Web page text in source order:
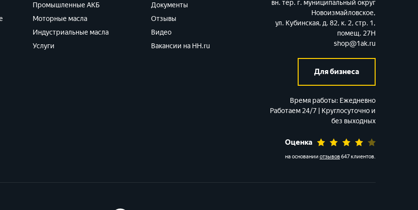
Промышленные АКБ
Моторные масла
Индустриальные масла
Услуги
Документы
Отзывы
Видео
Вакансии на HH.ru
вн. тер. г. муниципальный округ
Новоизмайловское,
ул. Кубинская, д. 82, к. 2, стр. 1,
помещ. 27Н
shop@1ak.ru
Для бизнеса
Время работы: Ежедневно
Работаем 24/7 | Круглосуточно и
без выходных
Оценка
на основании отзывов647 клиентов.